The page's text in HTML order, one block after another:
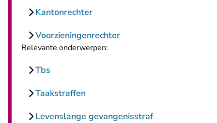
Kantonrechter
Voorzieningenrechter
Relevante onderwerpen:
Tbs
Taakstraffen
Levenslange gevangenisstraf